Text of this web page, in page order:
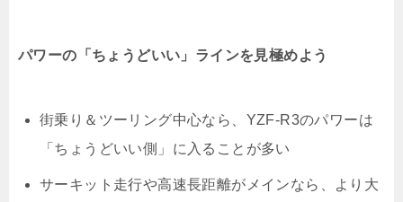
パワーの「ちょうどいい」ラインを見極めよう
街乗り＆ツーリング中心なら、YZF-R3のパワーは
「ちょうどいい側」に入ることが多い
サーキット走行や高速長距離がメインなら、より大